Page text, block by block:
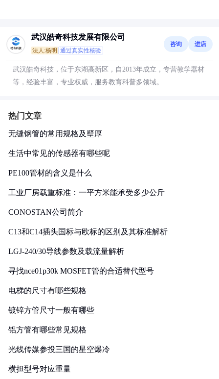
武汉皓奇科技发展有限公司
法人:杨明 通过真实性核验
咨询 进店
武汉皓奇科技，位于东湖高新区，自2013年成立，专营教学器材
等，经验丰富，专业权威，服务教育科普多领域。
热门文章
无缝钢管的常用规格及壁厚
生活中常见的传感器有哪些呢
PE100管材的含义是什么
工业厂房载重标准：一平方米能承受多少公斤
CONOSTAN公司简介
C13和C14插头国标与欧标的区别及其标准解析
LGJ-240/30导线参数及载流量解析
寻找nce01p30k MOSFET管的合适替代型号
电梯的尺寸有哪些规格
镀锌方管尺寸一般有哪些
铝方管有哪些常见规格
光线传媒参投三国的星空爆冷
横担型号对应重量